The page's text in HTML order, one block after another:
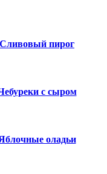
Сливовый пирог
с сыром
оладьи